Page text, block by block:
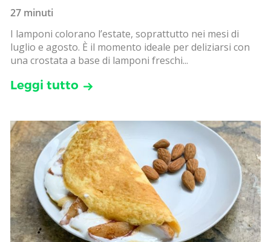
27 minuti
I lamponi colorano l’estate, soprattutto nei mesi di
luglio e agosto. È il momento ideale per deliziarsi con
una crostata a base di lamponi freschi...
Leggi tutto